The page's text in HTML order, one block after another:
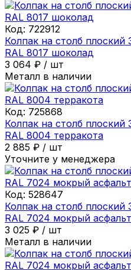
Код: 722912
Колпак на столб
RAL 8017 шоколад
3 064 ₽ / шт
Металл в наличии
Код: 725868
Колпак на столб
RAL 8004 терракота
2 885 ₽ / шт
Уточните у менеджера
Код: 528647
Колпак на столб
RAL 7024 мокрый асфальт
3 025 ₽ / шт
Металл в наличии